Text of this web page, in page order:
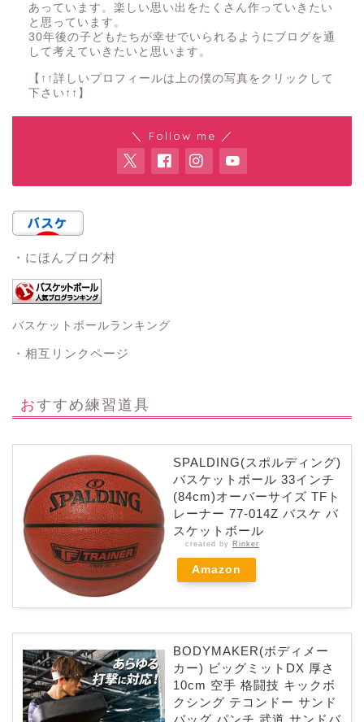
あっています。楽しい思い出をたくさん作っていきたい
と思っています。
30年後の子どもたちが幸せでいられるようにブログを通
して考えていきたいと思います。
【↑↑詳しいプロフィールは上の僕の写真をクリックして
下さい↑↑】
＼ Follow me ／
・にほんブログ村
バスケットボールランキング
・相互リンクページ
おすすめ練習道具
SPALDING(スポルディング)
バスケットボール 33インチ
(84cm)オーバーサイズ TFト
レーナー 77-014Z バスケ バ
スケットボール
created by Rinker
Amazon
BODYMAKER(ボディメー
カー) ビッグミットDX 厚さ
10cm 空手 格闘技 キックボ
クシング テコンドー サンド